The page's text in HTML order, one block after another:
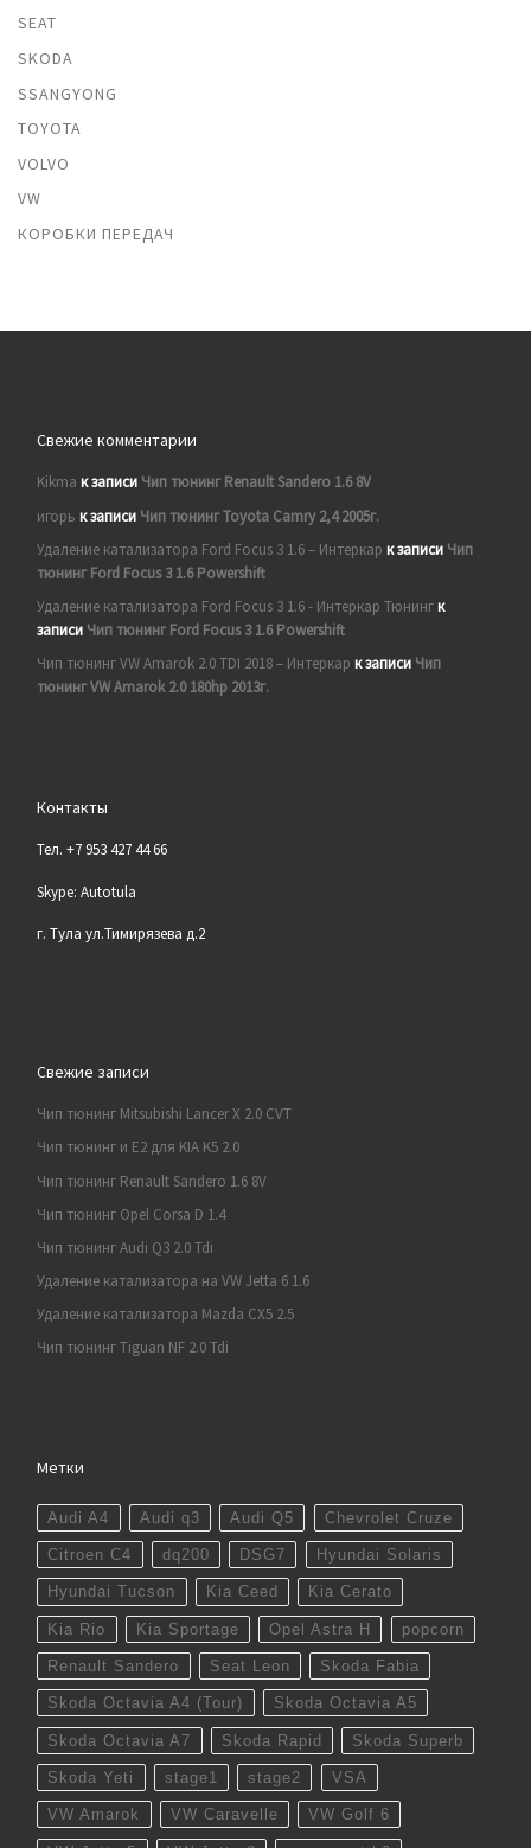
SEAT
SKODA
SSANGYONG
TOYOTA
VOLVO
VW
КОРОБКИ ПЕРЕДАЧ
Свежие комментарии
Kikma к записи Чип тюнинг Renault Sandero 1.6 8V
игорь к записи Чип тюнинг Toyota Camry 2,4 2005г.
Удаление катализатора Ford Focus 3 1.6 – Интеркар к записи Чип
тюнинг Ford Focus 3 1.6 Powershift
Удаление катализатора Ford Focus 3 1.6 - Интеркар Тюнингк
записи Чип тюнинг Ford Focus 3 1.6 Powershift
Чип тюнинг VW Amarok 2.0 TDI 2018 – Интеркар к записи Чип
тюнинг VW Amarok 2.0 180hp 2013г.
Контакты
Тел. +7 953 427 44 66
Skype: Autotula
г. Тула ул.Тимирязева д.2
Свежие записи
Чип тюнинг Mitsubishi Lancer X 2.0 CVT
Чип тюнинг и E2 для KIA K5 2.0
Чип тюнинг Renault Sandero 1.6 8V
Чип тюнинг Opel Corsa D 1.4
Чип тюнинг Audi Q3 2.0 Tdi
Удаление катализатора на VW Jetta 6 1.6
Удаление катализатора Mazda CX5 2.5
Чип тюнинг Tiguan NF 2.0 Tdi
Метки
Audi A4 Audi q3 Audi Q5 Chevrolet Cruze
Citroen C4 dq200 DSG7 Hyundai Solaris
Hyundai Tucson Kia Ceed Kia Cerato
Kia Rio Kia Sportage Opel Astra H popcorn
Renault Sandero Seat Leon Skoda Fabia
Skoda Octavia A4 (Tour) Skoda Octavia A5
Skoda Octavia A7 Skoda Rapid Skoda Superb
Skoda Yeti stage1 stage2 VSA
VW Amarok VW Caravelle VW Golf 6